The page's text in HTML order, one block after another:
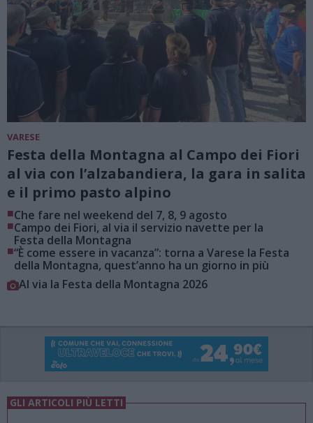
VARESE
Festa della Montagna al Campo dei Fiori
al via con l’alzabandiera, la gara in salita
e il primo pasto alpino
■Che fare nel weekend del 7, 8, 9 agosto
■Campo dei Fiori, al via il servizio navette per la
Festa della Montagna
■“È come essere in vacanza”: torna a Varese la Festa
della Montagna, quest’anno ha un giorno in più
Al via la Festa della Montagna 2026
GLI ARTICOLI PIÙ LETTI